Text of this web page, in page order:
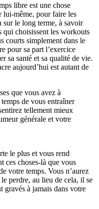
libre est une chose
lui-même, pour faire les
sur le long terme, à savoir
qui choisissent les workouts
courts simplement dans le
pour sa part l’exercice
sa santé et sa qualité de vie.
aujourd’hui est autant de
que vous avez à
de vous entraîner
tellement mieux
générale et votre
le plus et vous rend
ces choses-là que vous
votre temps. Vous n’aurez
perdre, au lieu de cela, il se
gravés à jamais dans votre